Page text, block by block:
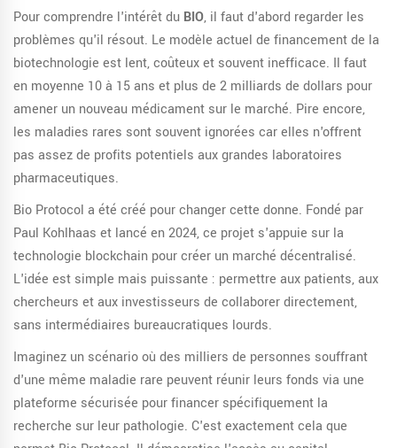
Pour comprendre l'intérêt du BIO, il faut d'abord regarder les
problèmes qu'il résout. Le modèle actuel de financement de la
biotechnologie est lent, coûteux et souvent inefficace. Il faut
en moyenne 10 à 15 ans et plus de 2 milliards de dollars pour
amener un nouveau médicament sur le marché. Pire encore,
les maladies rares sont souvent ignorées car elles n'offrent
pas assez de profits potentiels aux grandes laboratoires
pharmaceutiques.
Bio Protocol a été créé pour changer cette donne. Fondé par
Paul Kohlhaas et lancé en 2024, ce projet s'appuie sur la
technologie blockchain pour créer un marché décentralisé.
L'idée est simple mais puissante : permettre aux patients, aux
chercheurs et aux investisseurs de collaborer directement,
sans intermédiaires bureaucratiques lourds.
Imaginez un scénario où des milliers de personnes souffrant
d'une même maladie rare peuvent réunir leurs fonds via une
plateforme sécurisée pour financer spécifiquement la
recherche sur leur pathologie. C'est exactement cela que